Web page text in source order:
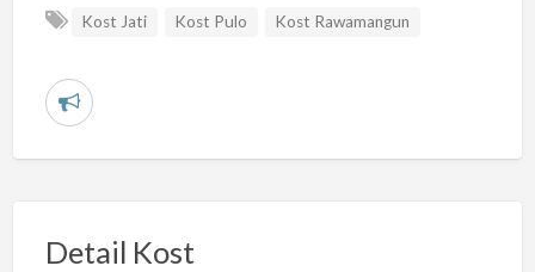
Kost Jati Kost Pulo Kost Rawamangun
L
r
Detail Kost